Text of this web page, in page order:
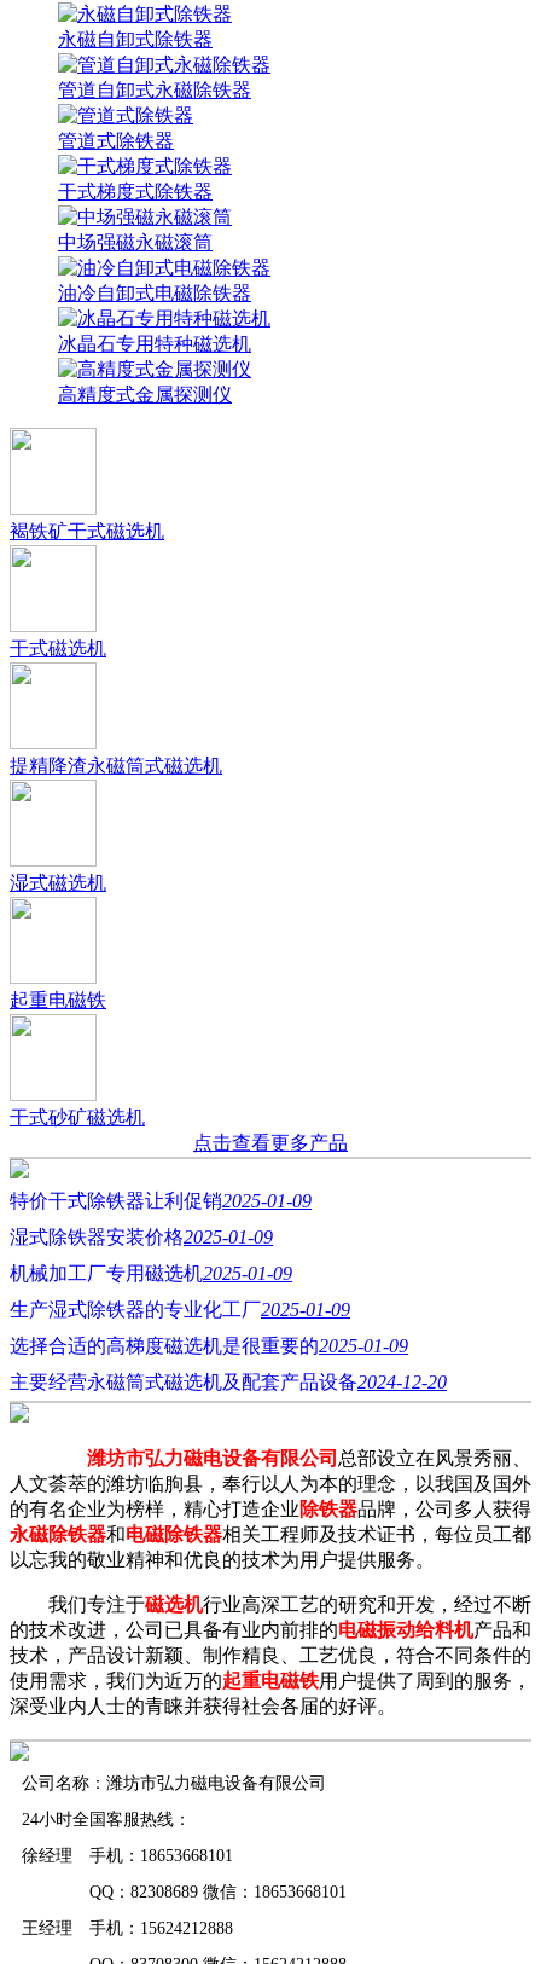
永磁自卸式除铁器
管道自卸式永磁除铁器
管道式除铁器
干式梯度式除铁器
中场强磁永磁滚筒
油冷自卸式电磁除铁器
冰晶石专用特种磁选机
高精度式金属探测仪
褐铁矿干式磁选机
干式磁选机
提精降渣永磁筒式磁选机
湿式磁选机
起重电磁铁
干式砂矿磁选机
点击查看更多产品
特价干式除铁器让利促销2025-01-09
湿式除铁器安装价格2025-01-09
机械加工厂专用磁选机2025-01-09
生产湿式除铁器的专业化工厂2025-01-09
选择合适的高梯度磁选机是很重要的2025-01-09
主要经营永磁筒式磁选机及配套产品设备2024-12-20
潍坊市弘力磁电设备有限公司 总部设立在风景秀丽、
人文荟萃的潍坊临朐县，奉行以人为本的理念，以我国及国外
的有名企业为榜样，精心打造企业除铁器品牌，公司多人获得
永磁除铁器和电磁除铁器相关工程师及技术证书，每位员工都
以忘我的敬业精神和优良的技术为用户提供服务。
我们专注于磁选机行业高深工艺的研究和开发，经过不断
的技术改进，公司已具备有业内前排的电磁振动给料机产品和
技术，产品设计新颖、制作精良、工艺优良，符合不同条件的
使用需求，我们为近万的起重电磁铁用户提供了周到的服务，
深受业内人士的青睐并获得社会各届的好评。
公司名称：潍坊市弘力磁电设备有限公司
24小时全国客服热线：
徐经理 手机：18653668101
QQ：82308689 微信：18653668101
王经理 手机：15624212888